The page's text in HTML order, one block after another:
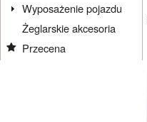
Wyposażenie pojazdu
Żeglarskie akcesoria
Przecena